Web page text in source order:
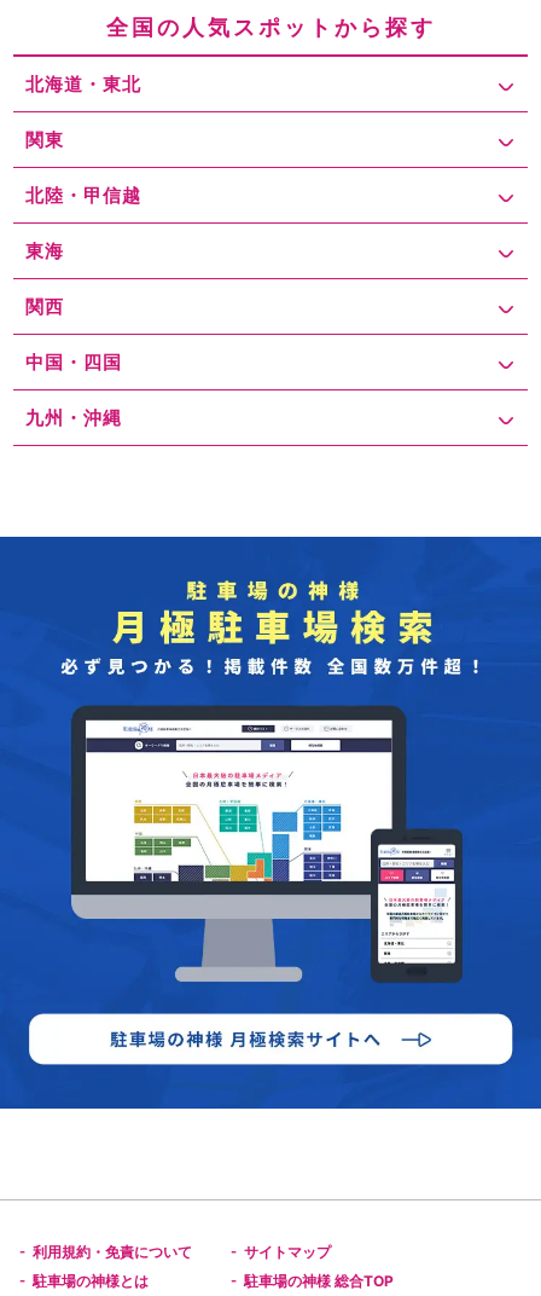
ています。ただし、イベント時や観光シーズンには満車となること
が多く、駐車場探しが困難になる場合があります。混雑対策として
は、車で訪れる場合は、早めの到着を心掛ける、周辺の駐車場の事
前予約サービスを利用する、または少し離れた場所に駐車して公共
交通機関で移動するなどの対策が有効です。さらに、駐車場の空き
ことで、スムーズな駐車が可能となります。以上のような対策を講
じることで、西京極駅周辺への訪問がより快適なものとなるでしょ
全国の人気スポットから探す
北海道・東北
関東
北陸・甲信越
東海
関西
中国・四国
九州・沖縄
- 利用規約・免責について - サイトマップ
- 駐車場の神様とは - 駐車場の神様 総合TOP